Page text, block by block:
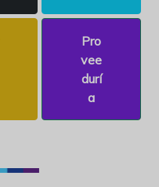
Pro
vee
durí
a